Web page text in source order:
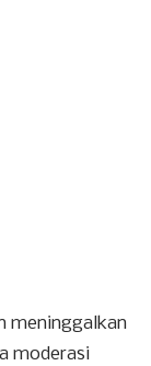
meninggalkan
moderasi